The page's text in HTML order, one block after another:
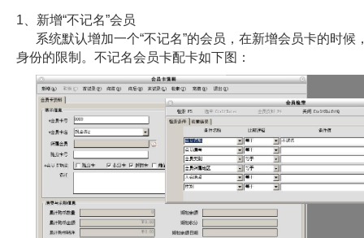
1、新增“不记名”会员
系统默认增加一个“不记名”的会员，在新增会员卡的时
身份的限制。不记名会员卡配卡如下图：